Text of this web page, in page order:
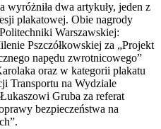
wyróżniła dwa artykuły, jeden z
plakatowej. Obie nagrody
Warszawskiej:
Pszczółkowskiej za „Projekt
napędu zwrotnicowego”
oraz w kategorii plakatu
Transportu na Wydziale
Gruba za referat
bezpieczeństwa na